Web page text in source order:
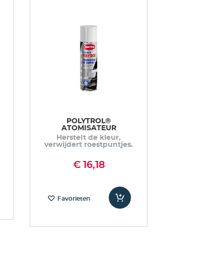
POLYTROL®
ATOMISATEUR
Herstelt de kleur,
verwijdert roestpuntjes.
€ 16,18
Favorieten